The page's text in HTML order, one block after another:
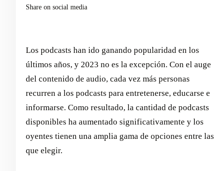
Share on social media
Los podcasts han ido ganando popularidad en los
últimos años, y 2023 no es la excepción. Con el auge
del contenido de audio, cada vez más personas
recurren a los podcasts para entretenerse, educarse e
informarse. Como resultado, la cantidad de podcasts
disponibles ha aumentado significativamente y los
oyentes tienen una amplia gama de opciones entre las
que elegir.